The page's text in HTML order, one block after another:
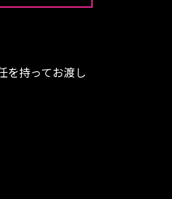
を持ってお渡し